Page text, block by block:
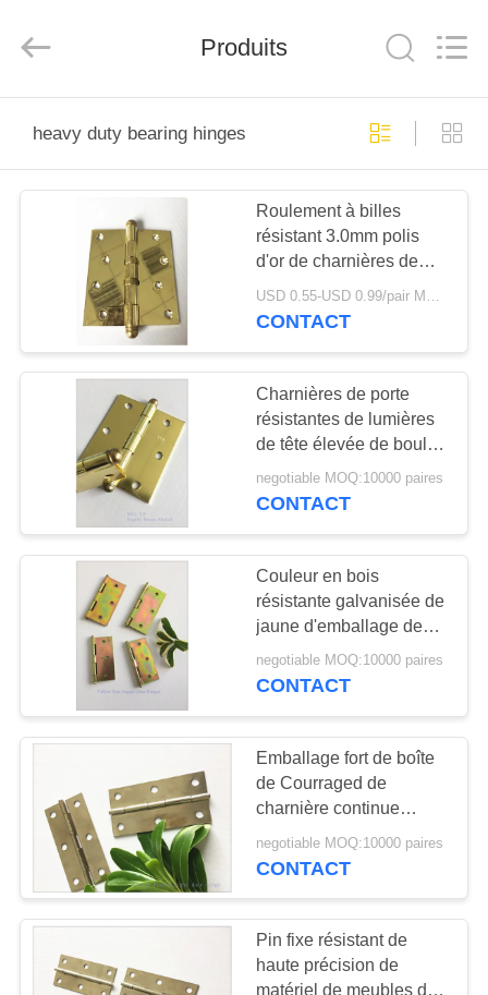
PRODUITS
VIDÉOS
SUJET
NOUS
VISITE
D'USINE
CONTRÔLE
QUALITÉ
CONTACTEZ-
NOUVELLES
PLAN
SITE
HongFengDa
Hardware
Produits
heavy duty bearing hinges
Roulement à billes
résistant 3.0mm polis
d'or de charnières de
porte d'astuce de boule
ronde
USD 0.55-USD 0.99/pair MOQ:10000Pair
CONTACT
Charnières de porte
résistantes de lumières
de tête élevée de boule,
couleur lumineuse de
charnières de porte de
negotiable MOQ:10000 paires
CONTACT
Couleur en bois
résistante galvanisée de
jaune d'emballage de
charnières de porte 6
paires
negotiable MOQ:10000 paires
CONTACT
Emballage fort de boîte
de Courraged de
charnière continue
résistante poli par nickel
negotiable MOQ:10000 paires
CONTACT
Pin fixe résistant de
haute précision de
matériel de meubles de